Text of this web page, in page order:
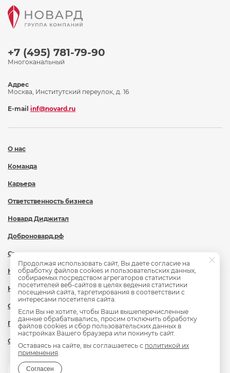
+7 (495) 781-79-90
Многоканальный
О нас
Команда
Карьера
Ответственность бизнеса
Новард Диджитал
Доброновард.рф
Статьи
Новости
Контакты
Охрана труда
Политика обработки персональных данных
Сведения об образовательной организации
Адрес
Москва, Институтский переулок, д. 16
E-mail inf@novard.ru
Продолжая использовать сайт, Вы даете согласие на
обработку файлов cookies и пользовательских данных,
собираемых посредством агрегаторов статистики
посетителей веб-сайтов в целях ведения статистики
посещений сайта, таргетирования в соответствии с
интересами посетителя сайта.
Если Вы не хотите, чтобы Ваши вышеперечисленные
данные обрабатывались, просим отключить обработку
файлов cookies и сбор пользовательских данных в
настройках Вашего браузера или покинуть сайт.
Оставаясь на сайте, вы соглашаетесь с политикой их
применения.
Согласен